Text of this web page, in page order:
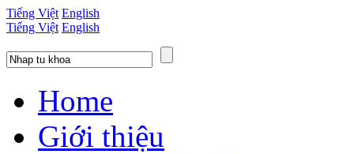
Tiếng Việt English
Tiếng Việt English
Home
Giới thiệu